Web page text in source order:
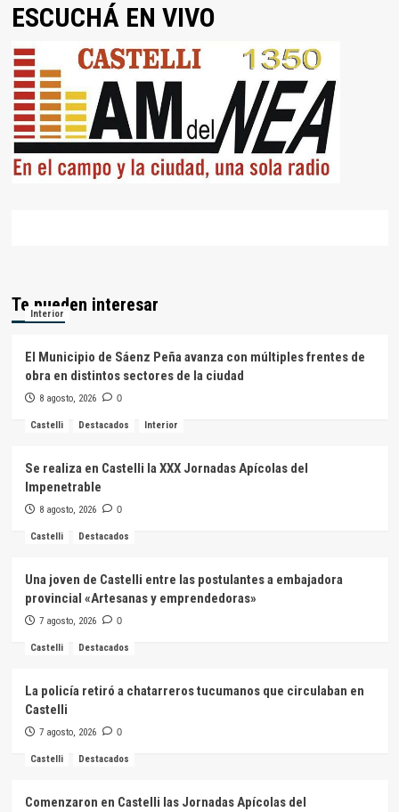
ESCUCHÁ EN VIVO
Te pueden interesar
Interior
El Municipio de Sáenz Peña avanza con múltiples frentes de
obra en distintos sectores de la ciudad
8 agosto, 2026 0
Castelli Destacados Interior
Se realiza en Castelli la XXX Jornadas Apícolas del
Impenetrable
8 agosto, 2026 0
Castelli Destacados
Una joven de Castelli entre las postulantes a embajadora
provincial «Artesanas y emprendedoras»
7 agosto, 2026 0
Castelli Destacados
La policía retiró a chatarreros tucumanos que circulaban en
Castelli
7 agosto, 2026 0
Castelli Destacados
Comenzaron en Castelli las Jornadas Apícolas del